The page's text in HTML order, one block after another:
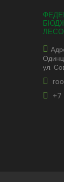
ул.